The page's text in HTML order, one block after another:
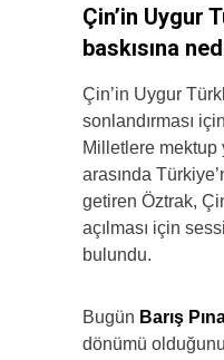
Çin’in Uygur
baskısına
Çin’in Uygur
sonlandırması
Milletlere mektup
arasında
getiren Öztrak,
açılması için
bulundu.
Bugün Barış
dönümü